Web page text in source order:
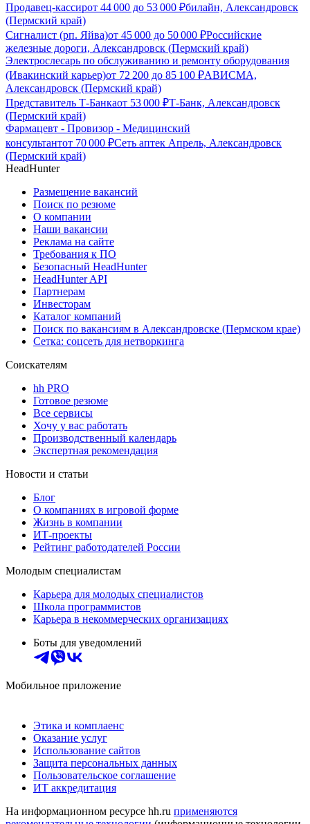
Продавец-кассирот 44 000 до 53 000 ₽билайн, Александровск
(Пермский край)
Сигналист (рп. Яйва)от 45 000 до 50 000 ₽Российские
железные дороги, Александровск (Пермский край)
Электрослесарь по обслуживанию и ремонту оборудования
(Ивакинский карьер)от 72 200 до 85 100 ₽АВИСМА,
Александровск (Пермский край)
Представитель Т-Банкаот 53 000 ₽Т-Банк, Александровск
(Пермский край)
Фармацевт - Провизор - Медицинский
консультантот 70 000 ₽Сеть аптек Апрель, Александровск
(Пермский край)
HeadHunter
Размещение вакансий
Поиск по резюме
О компании
Наши вакансии
Реклама на сайте
Требования к ПО
Безопасный HeadHunter
HeadHunter API
Партнерам
Инвесторам
Каталог компаний
Поиск по вакансиям в Александровске (Пермском крае)
Сетка: соцсеть для нетворкинга
Соискателям
hh PRO
Готовое резюме
Все сервисы
Хочу у вас работать
Производственный календарь
Экспертная рекомендация
Новости и статьи
Блог
О компаниях в игровой форме
Жизнь в компании
ИТ-проекты
Рейтинг работодателей России
Молодым специалистам
Карьера для молодых специалистов
Школа программистов
Карьера в некоммерческих организациях
Боты для уведомлений
Мобильное приложение
Этика и комплаенс
Оказание услуг
Использование сайтов
Защита персональных данных
Пользовательское соглашение
ИТ аккредитация
На информационном ресурсе hh.ru применяются